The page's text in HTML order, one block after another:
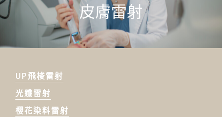
皮膚雷射
UP飛梭雷射
光纖雷射
櫻花染料雷射